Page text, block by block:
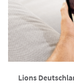
Lions